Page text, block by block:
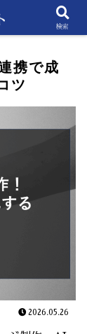
制作！AI連携
携で成
ツ
2026.05.26
検索